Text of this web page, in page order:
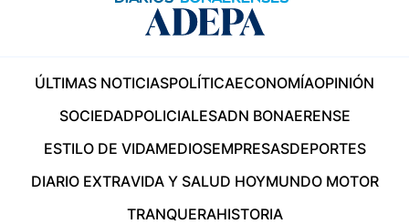
ÚLTIMAS NOTICIASPOLÍTICAECONOMÍAOPINIÓN
SOCIEDADPOLICIALESADN BONAERENSE
ESTILO DE VIDAMEDIOSEMPRESASDEPORTES
DIARIO EXTRAVIDA Y SALUD HOYMUNDO MOTOR
TRANQUERAHISTORIA